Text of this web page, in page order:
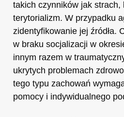
takich czynników jak strach,
terytorializm. W przypadku
zidentyfikowanie jej źródła.
w braku socjalizacji w
innym razem w
ukrytych problemach
tego typu zachowań
pomocy i indywidualnego